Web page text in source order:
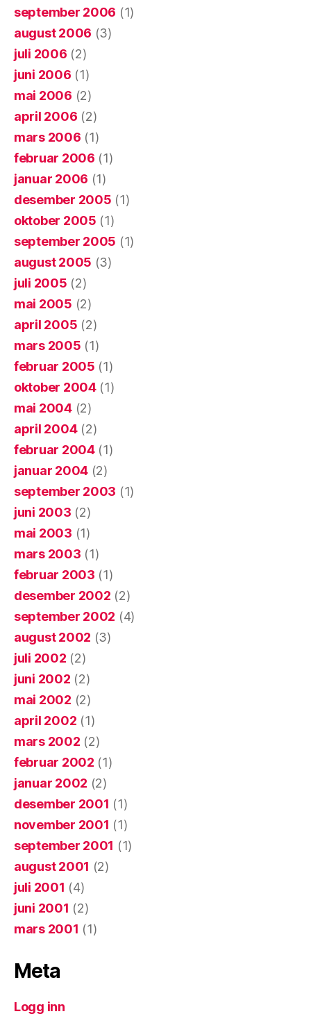
september 2006 (1)
august 2006 (3)
juli 2006 (2)
juni 2006 (1)
mai 2006 (2)
april 2006 (2)
mars 2006 (1)
februar 2006 (1)
januar 2006 (1)
desember 2005 (1)
oktober 2005 (1)
september 2005 (1)
august 2005 (3)
juli 2005 (2)
mai 2005 (2)
april 2005 (2)
mars 2005 (1)
februar 2005 (1)
oktober 2004(1)
mai 2004(2)
april 2004(2)
februar 2004(1)
januar 2004 (2)
september 2003 (1)
juni 2003 (2)
mai 2003 (1)
mars 2003 (1)
februar 2003 (1)
desember 2002 (2)
september 2002 (4)
august 2002 (3)
juli 2002 (2)
juni 2002 (2)
mai 2002 (2)
april 2002 (1)
mars 2002 (2)
februar 2002 (1)
januar 2002 (2)
desember 2001 (1)
november 2001 (1)
september 2001 (1)
august 2001 (2)
juli 2001 (4)
juni 2001 (2)
mars 2001 (1)
Meta
Logg inn